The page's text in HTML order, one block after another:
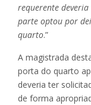
requerente
parte optou por
quarto.”
A magistrada
porta do quarto
deveria ter
de forma